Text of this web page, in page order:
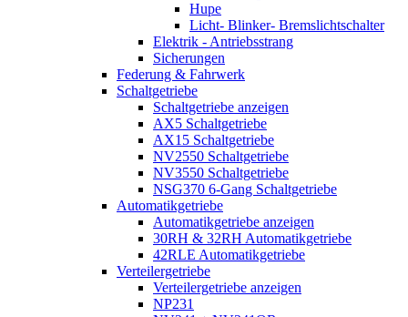
Hupe
Licht- Blinker- Bremslichtschalter
Elektrik - Antriebsstrang
Sicherungen
Federung & Fahrwerk
Schaltgetriebe
Schaltgetriebe anzeigen
AX5 Schaltgetriebe
AX15 Schaltgetriebe
NV2550 Schaltgetriebe
NV3550 Schaltgetriebe
NSG370 6-Gang Schaltgetriebe
Automatikgetriebe
Automatikgetriebe anzeigen
30RH & 32RH Automatikgetriebe
42RLE Automatikgetriebe
Verteilergetriebe
Verteilergetriebe anzeigen
NP231